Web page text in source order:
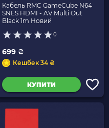
Кабель RMC GameCube N64
SNES HDMI - AV Multi Out
Black 1m Новий
0
699 ₴
Кешбек 34 ₴
КУПИТИ